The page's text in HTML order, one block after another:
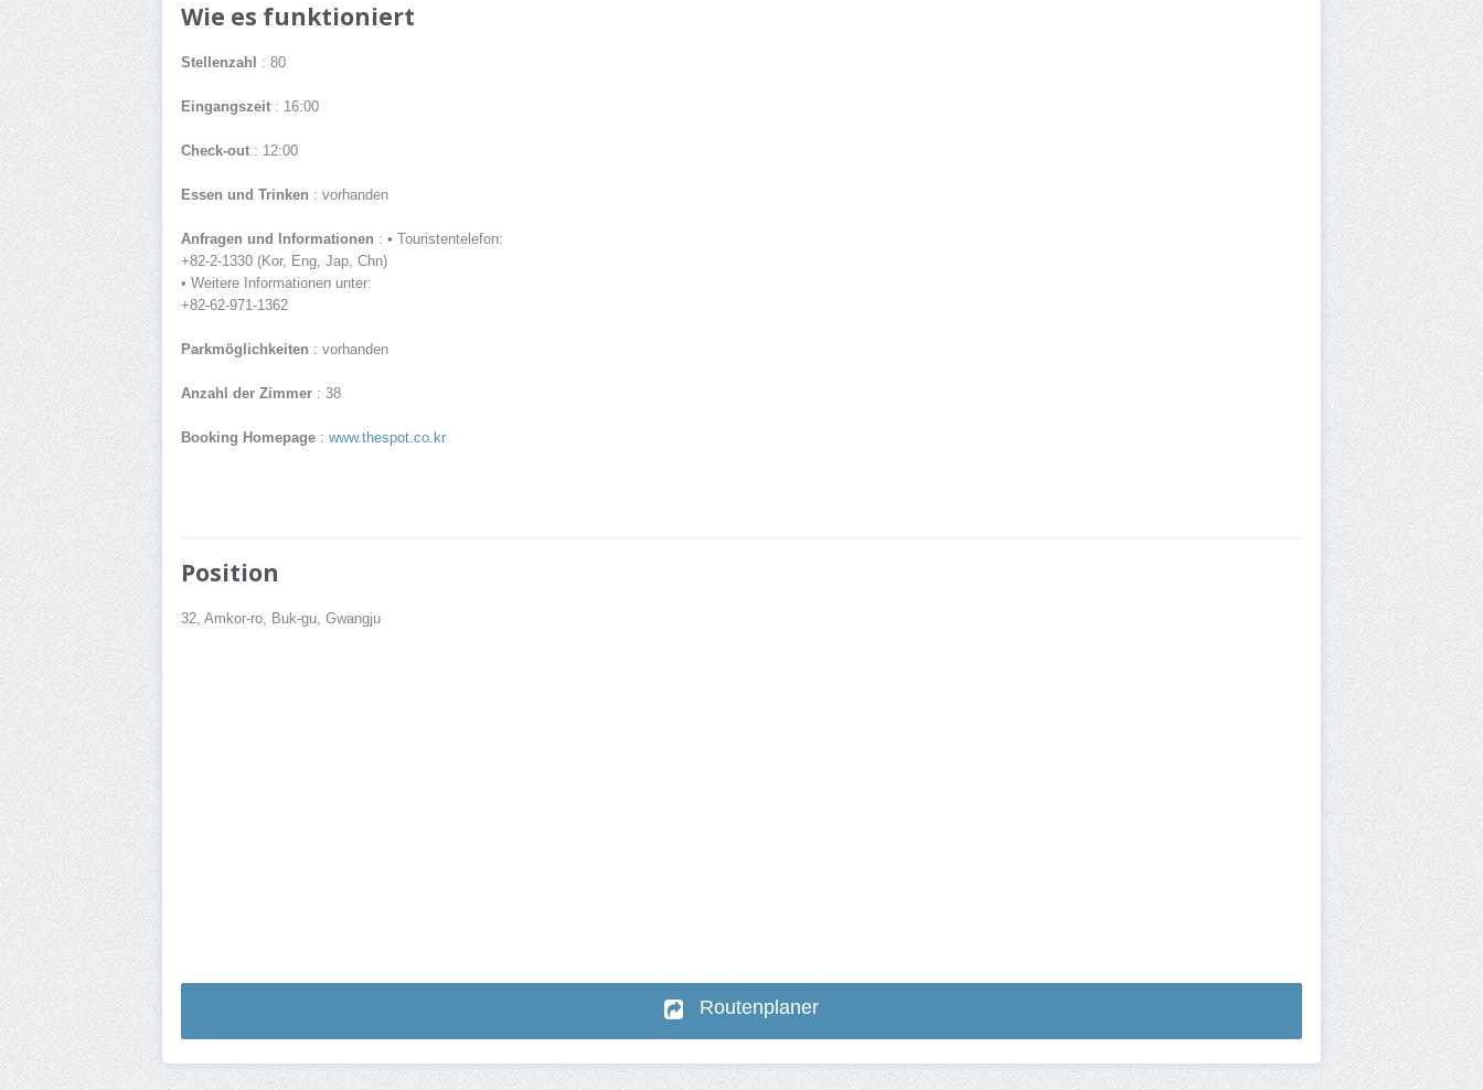
Wie es funktioniert
Stellenzahl : 80
Eingangszeit : 16:00
Check-out : 12:00
Essen und Trinken : vorhanden
Anfragen und Informationen : • Touristentelefon:
+82-2-1330 (Kor, Eng, Jap, Chn)
• Weitere Informationen unter:
+82-62-971-1362
Parkmöglichkeiten : vorhanden
Anzahl der Zimmer : 38
Booking Homepage : www.thespot.co.kr
Position
32, Amkor-ro, Buk-gu, Gwangju
Routenplaner